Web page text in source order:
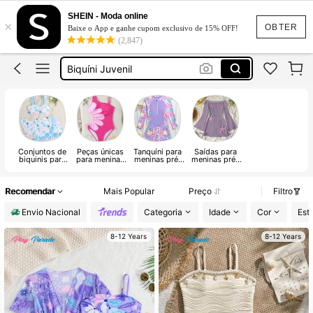
OBTER
×
SHEIN - Moda online
Baixe o App e ganhe cupom exclusivo de 15% OFF!
(2,847)
Biquíni Infantil
Biquíni Juvenil
Biquini Juvenil
Biquíni Infantil 10 Anos
Maior Feminino Praia Juvenil
Biquíni Infantil
Conjuntos de
biquinis para
Peças únicas
para meninas
Tanquíni para
meninas pré-
Saídas para
meninas pré-
Recomendar Mais Popular Preço
Filtro
Envio Nacional
Categoria Idade Cor
8-12 Years 8-12 Years